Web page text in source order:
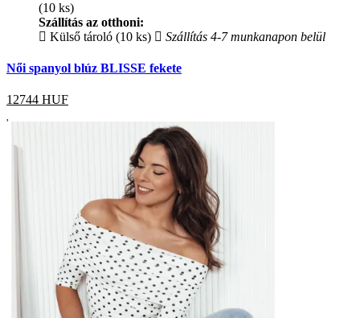
(10 ks)
Szállítás az otthoni:
Külső tároló (10 ks)
Szállítás 4-7 munkanapon belül
Női spanyol blúz BLISSE fekete
12744 HUF